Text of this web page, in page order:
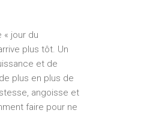
« jour du
plus tôt. Un
et de
plus en plus de
angoisse et
faire pour ne